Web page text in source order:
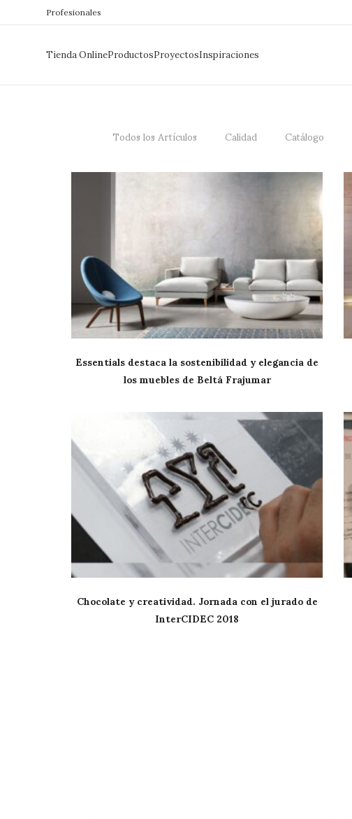
Profesionales
Tienda OnlineProductosProyectosInspiraciones
Todos los Artículos Calidad Catálogo
Essentials destaca la sostenibilidad y elegancia de
los muebles de Beltá Frajumar
Chocolate y creatividad. Jornada con el jurado de
InterCIDEC 2018